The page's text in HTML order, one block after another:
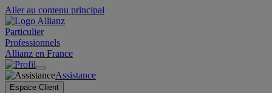
Aller au contenu principal
Particulier
Professionnels
Allianz en France
Assistance
Espace Client